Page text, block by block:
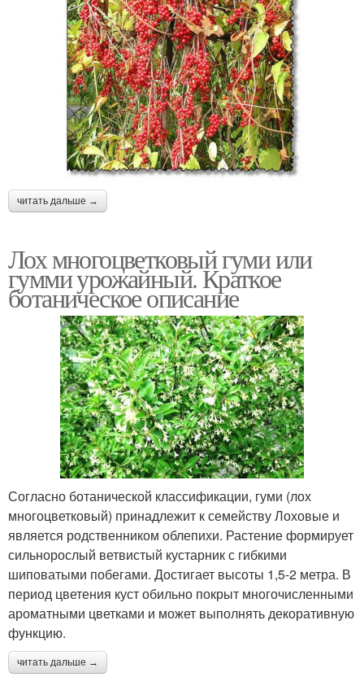
читать дальше →
Лох многоцветковый гуми или
гумми урожайный. Краткое
ботаническое описание
Согласно ботанической классификации, гуми (лох
многоцветковый) принадлежит к семейству Лоховые и
является родственником облепихи. Растение формирует
сильнорослый ветвистый кустарник с гибкими
шиповатыми побегами. Достигает высоты 1,5-2 метра. В
период цветения куст обильно покрыт многочисленными
ароматными цветками и может выполнять декоративную
функцию.
читать дальше →